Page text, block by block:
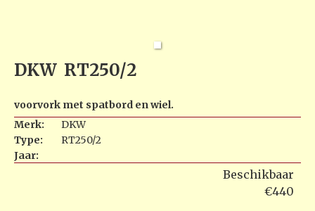
DKW RT250/2
voorvork met spatbord en wiel.
Merk:
DKW
Type:
RT250/2
Jaar:
Beschikbaar
€440